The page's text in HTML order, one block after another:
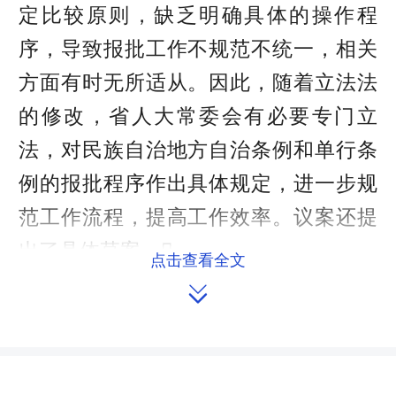
定比较原则，缺乏明确具体的操作程
序，导致报批工作不规范不统一，相关
方面有时无所适从。因此，随着立法法
的修改，省人大常委会有必要专门立
法，对民族自治地方自治条例和单行条
例的报批程序作出具体规定，进一步规
范工作流程，提高工作效率。议案还提
出了具体草案。
法制委对刘路平等代表提出的议案
点击查看全文
